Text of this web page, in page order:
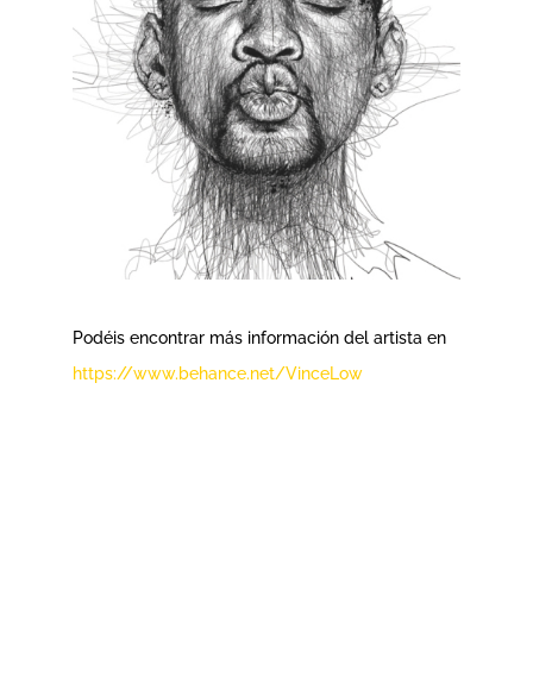
Podéis encontrar más información del artista en
https://www.behance.net/VinceLow